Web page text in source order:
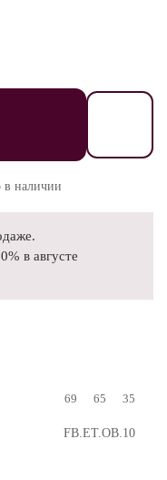
в наличии
в августе
69 65 35
FB.ET.OB.10